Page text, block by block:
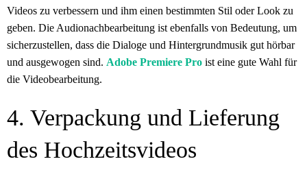
Videos zu verbessern und ihm einen bestimmten Stil oder Look zu
geben. Die Audionachbearbeitung ist ebenfalls von Bedeutung, um
sicherzustellen, dass die Dialoge und Hintergrundmusik gut hörbar
und ausgewogen sind. Adobe Premiere Pro ist eine gute Wahl für
die Videobearbeitung.
4. Verpackung und Lieferung
des Hochzeitsvideos